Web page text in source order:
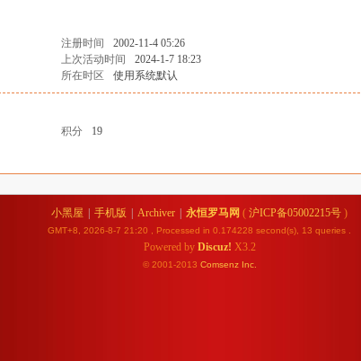
注册时间
2002-11-4 05:26
上次活动时间
2024-1-7 18:23
所在时区 使用系统默认
积分
19
小黑屋 手机版 Archiver 永恒罗马网 ( 沪ICP备05002215号 )
GMT+8, 2026-8-7 21:20 , Processed in 0.174228 second(s), 13 queries .
Powered by Discuz! X3.2
© 2001-2013 Comsenz Inc.